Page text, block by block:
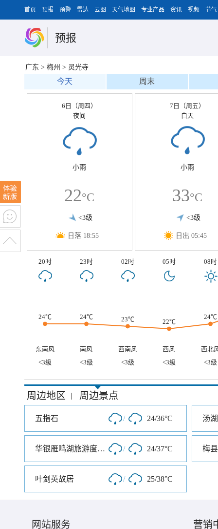
首页 预报 预警 雷达 云图 天气地图 专业产品 资讯 视频 节气
预报
广东 > 梅州 > 灵光寺
今天 周末
6日（周四）
夜间
小雨
22°C
<3级
日落 18:55
7日（周五）
白天
小雨
33°C
<3级
日出 05:45
20时 23时 02时 05时 08时
24℃ 24℃ 23℃ 22℃
24℃
东南风 南风 西南风 西风
西北
<3级
<3级 <3级 <3级 <3级
周边地区 | 周边景点
五指石 / 24/36°C 汤
华银雁鸣湖旅游度假村 / 24/37°C 梅
叶剑英故居 / 25/38°C
网站服务 营销